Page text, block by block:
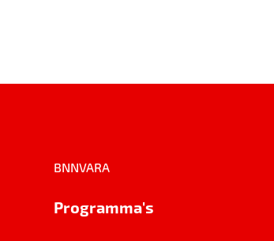
BNNVARA
Programma's